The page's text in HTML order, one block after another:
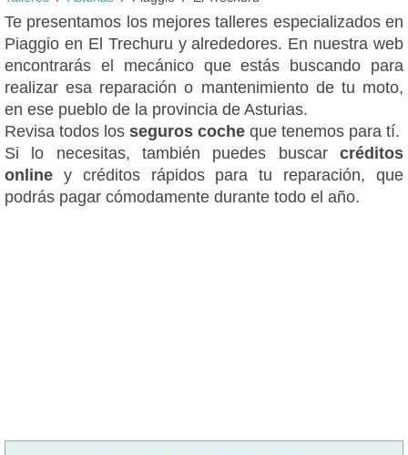
Te presentamos los mejores talleres especializados en
Piaggio en El Trechuru y alrededores. En nuestra web
encontrarás el mecánico que estás buscando para
realizar esa reparación o mantenimiento de tu moto,
en ese pueblo de la provincia de Asturias.
Revisa todos los seguros coche que tenemos para tí.
Si lo necesitas, también puedes buscar créditos
online y créditos rápidos para tu reparación, que
podrás pagar cómodamente durante todo el año.